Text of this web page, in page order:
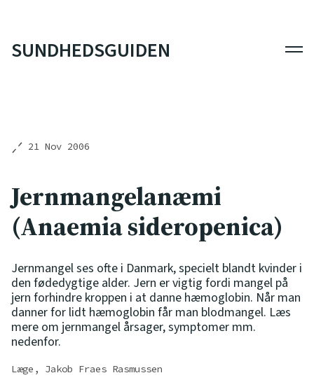
SUNDHEDSGUIDEN
21 Nov 2006
Jernmangelanæmi
(Anaemia sideropenica)
Jernmangel ses ofte i Danmark, specielt blandt kvinder i
den fødedygtige alder. Jern er vigtig fordi mangel på
jern forhindre kroppen i at danne hæmoglobin. Når man
danner for lidt hæmoglobin får man blodmangel. Læs
mere om jernmangel årsager, symptomer mm.
nedenfor.
Læge, Jakob Fraes Rasmussen